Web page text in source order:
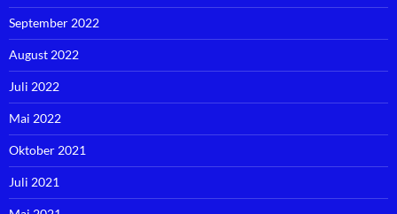
September 2022
August 2022
Juli 2022
Mai 2022
Oktober 2021
Juli 2021